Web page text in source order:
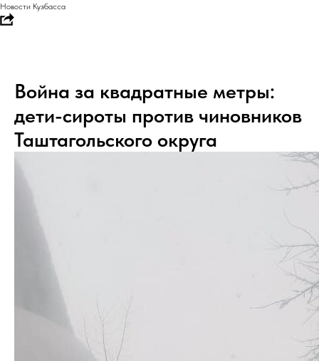
Новости Кузбасса
Война за квадратные метры:
дети-сироты против чиновников
Таштагольского округа